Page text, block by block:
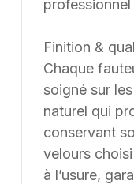
Finition &
Chaque
soigné sur
naturel qui
conservant
velours
à l’usure,